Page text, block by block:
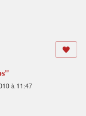
à 11:47